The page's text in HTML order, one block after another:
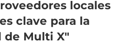
locales
clave para la
de Multi X"